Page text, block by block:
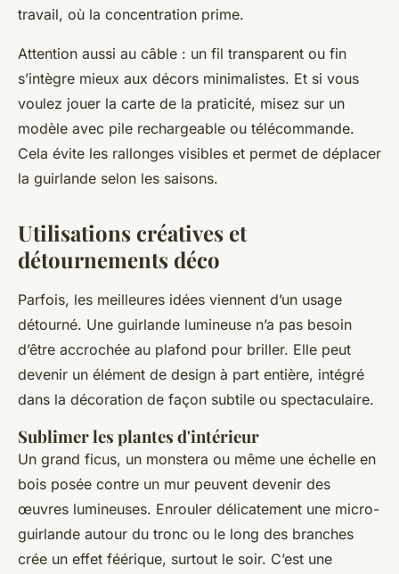
travail, où la concentration prime.
Attention aussi au câble : un fil transparent ou fin
s’intègre mieux aux décors minimalistes. Et si vous
voulez jouer la carte de la praticité, misez sur un
modèle avec pile rechargeable ou télécommande.
Cela évite les rallonges visibles et permet de déplacer
la guirlande selon les saisons.
Utilisations créatives et
détournements déco
Parfois, les meilleures idées viennent d’un usage
détourné. Une guirlande lumineuse n’a pas besoin
d’être accrochée au plafond pour briller. Elle peut
devenir un élément de design à part entière, intégré
dans la décoration de façon subtile ou spectaculaire.
Sublimer les plantes d'intérieur
Un grand ficus, un monstera ou même une échelle en
bois posée contre un mur peuvent devenir des
œuvres lumineuses. Enrouler délicatement une micro-
guirlande autour du tronc ou le long des branches
crée un effet féérique, surtout le soir. C’est une